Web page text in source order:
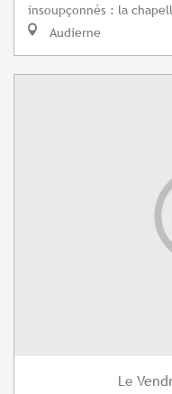
insoupçonnés : la
Audierne
Le